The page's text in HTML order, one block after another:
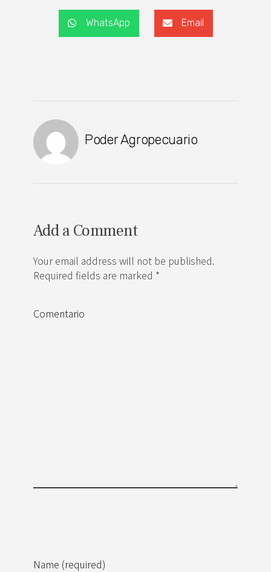
WhatsApp Email
Poder Agropecuario
Add a Comment
Your email address will not be published.
Required fields are marked *
Name (required)
Comentario